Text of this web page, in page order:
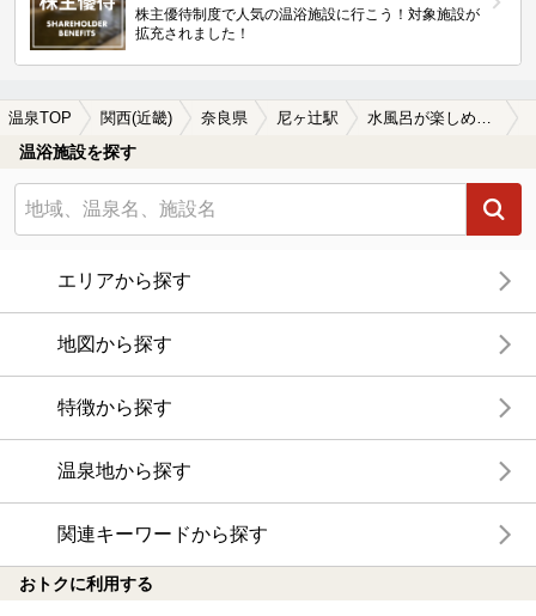
株主優待制度で人気の温浴施設に行こう！対象施設が
拡充されました！
温泉TOP 関西(近畿) 奈良県 尼ヶ辻駅 水風呂が楽しめる尼ヶ辻駅近くの温泉、日帰り温泉、スーパー銭湯おすすめ
温浴施設を探す
エリアから探す
地図から探す
特徴から探す
温泉地から探す
関連キーワードから探す
おトクに利用する